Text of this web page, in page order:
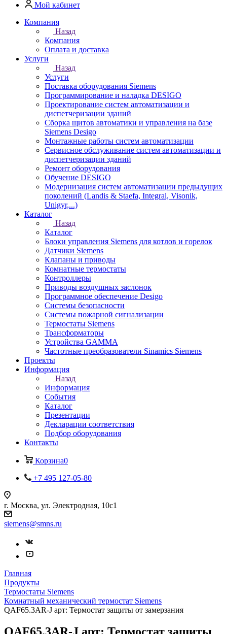
Мой кабинет
Компания
Назад
Компания
Оплата и доставка
Услуги
Назад
Услуги
Поставка оборудования Siemens
Программирование и наладка DESIGO
Проектирование систем автоматизации и
диспетчеризации зданий
Сборка щитов автоматики и управления на базе
Siemens Desigo
Монтажные работы систем автоматизации
Сервисное обслуживание систем автоматизации и
диспетчеризации зданий
Ремонт оборудования
Обучение DESIGO
Модернизация систем автоматизации предыдущих
поколений (Landis & Staefa, Integral, Visonik,
Unigyr,...)
Каталог
Назад
Каталог
Блоки управления Siemens для котлов и горелок
Датчики Siemens
Клапаны и приводы
Комнатные термостаты
Контроллеры
Приводы воздушных заслонок
Программное обеспечение Desigo
Системы безопасности
Системы пожарной сигнализации
Термостаты Siemens
Трансформаторы
Устройства GAMMA
Частотные преобразователи Sinamics Siemens
Проекты
Информация
Назад
Информация
События
Каталог
Презентации
Декларации соответствия
Подбор оборудования
Контакты
Корзина0
+7 495 127-05-80
г. Москва, ул. Электродная, 10с1
siemens@smns.ru
Главная
Продукты
Термостаты Siemens
Комнатный механический термостат Siemens
QAF65.3AR-J арт: Термостат защиты от замерзания